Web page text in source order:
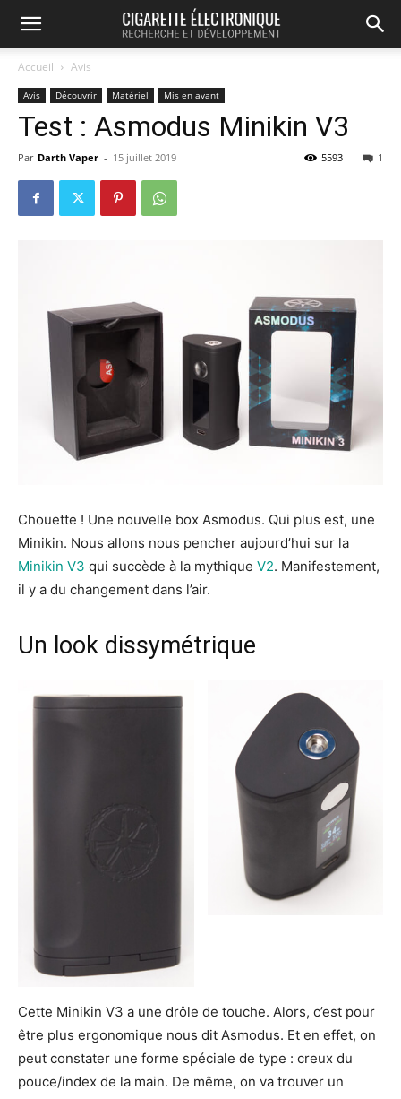
Accueil Avis
Avis Découvrir Matériel Mis en avant
Test : Asmodus Minikin V3
Par Darth Vaper - 15 juillet 2019 1
5593
Chouette ! Une nouvelle box Asmodus. Qui plus est, une
Minikin. Nous allons nous pencher aujourd’hui sur la
Minikin V3 qui succède à la mythique V2. Manifestement,
il y a du changement dans l’air.
Un look dissymétrique
Cette Minikin V3 a une drôle de touche. Alors, c’est pour
être plus ergonomique nous dit Asmodus. Et en effet, on
peut constater une forme spéciale de type : creux du
pouce/index de la main. De même, on va trouver un